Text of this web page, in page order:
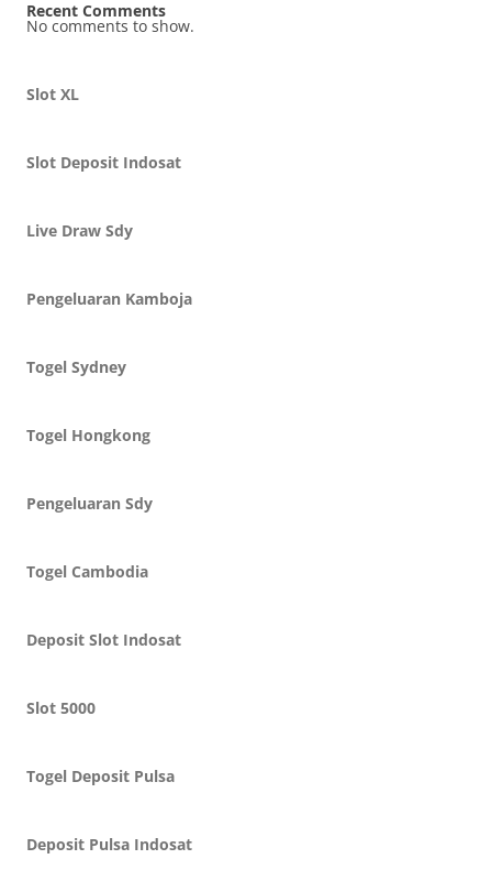
Recent Comments
No comments to show.
Slot XL
Slot Deposit Indosat
Live Draw Sdy
Pengeluaran Kamboja
Togel Sydney
Togel Hongkong
Pengeluaran Sdy
Togel Cambodia
Deposit Slot Indosat
Slot 5000
Togel Deposit Pulsa
Deposit Pulsa Indosat